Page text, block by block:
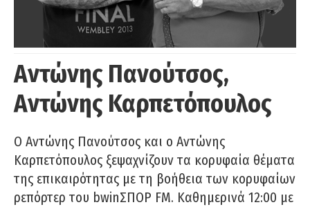
Αντώνης Πανούτσος,
Αντώνης Καρπετόπουλος
Ο Αντώνης Πανούτσος και ο Αντώνης
Καρπετόπουλος ξεψαχνίζουν τα κορυφαία θέματα
της επικαιρότητας με τη βοήθεια των κορυφαίων
ρεπόρτερ του bwinΣΠΟΡ FM. Καθημερινά 12:00 με